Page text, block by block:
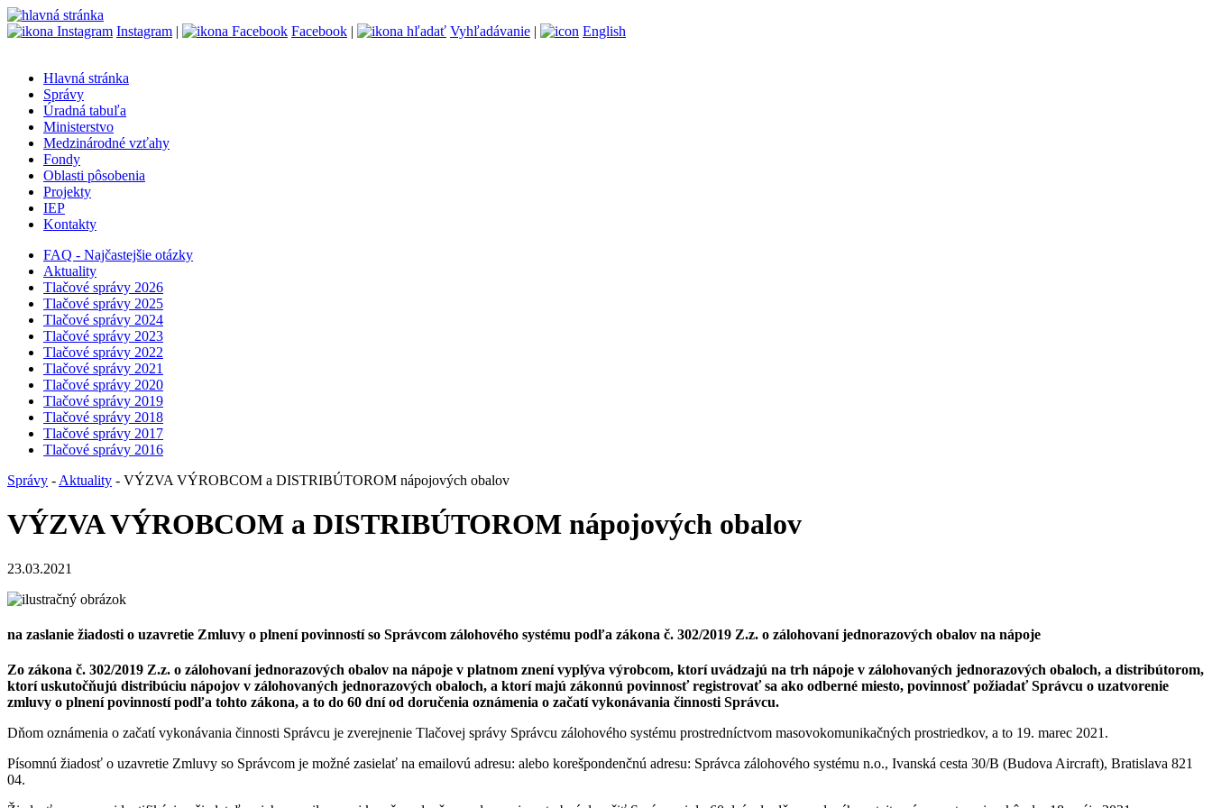
Instagram | Facebook | Vyhľadávanie | English
Hlavná stránka
Správy
Úradná tabuľa
Ministerstvo
Medzinárodné vzťahy
Fondy
Oblasti pôsobenia
Projekty
IEP
Kontakty
FAQ - Najčastejšie otázky
Aktuality
Tlačové správy 2026
Tlačové správy 2025
Tlačové správy 2024
Tlačové správy 2023
Tlačové správy 2022
Tlačové správy 2021
Tlačové správy 2020
Tlačové správy 2019
Tlačové správy 2018
Tlačové správy 2017
Tlačové správy 2016
Správy - Aktuality - VÝZVA VÝROBCOM a DISTRIBÚTOROM nápojových obalov
VÝZVA VÝROBCOM a DISTRIBÚTOROM nápojových obalov
23.03.2021
na zaslanie žiadosti o uzavretie Zmluvy o plnení povinností so Správcom zálohového systému podľa zákona č. 302/2019 Z.z. o zálohovaní jednorazových obalov na nápoje
Zo zákona č. 302/2019 Z.z. o zálohovaní jednorazových obalov na nápoje v platnom znení vyplýva výrobcom, ktorí uvádzajú na trh nápoje v zálohovaných jednorazových obaloch, a distribútorom,
ktorí uskutočňujú distribúciu nápojov v zálohovaných jednorazových obaloch, a ktorí majú zákonnú povinnosť registrovať sa ako odberné miesto, povinnosť požiadať Správcu o uzatvorenie
zmluvy o plnení povinností podľa tohto zákona, a to do 60 dní od doručenia oznámenia o začatí vykonávania činnosti Správcu.
Dňom oznámenia o začatí vykonávania činnosti Správcu je zverejnenie Tlačovej správy Správcu zálohového systému prostredníctvom masovokomunikačných prostriedkov, a to 19. marec 2021.
Písomnú žiadosť o uzavretie Zmluvy so Správcom je možné zasielať na emailovú adresu: alebo korešpondenčnú adresu: Správca zálohového systému n.o., Ivanská cesta 30/B (Budova Aircraft), Bratislava 821
04.